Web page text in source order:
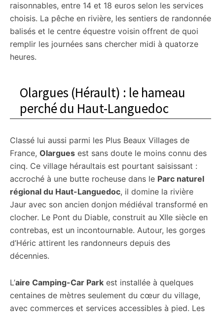
raisonnables, entre 14 et 18 euros selon les services
choisis. La pêche en rivière, les sentiers de randonnée
balisés et le centre équestre voisin offrent de quoi
remplir les journées sans chercher midi à quatorze
heures.
Olargues (Hérault) : le hameau
perché du Haut-Languedoc
Classé lui aussi parmi les Plus Beaux Villages de
France, Olargues est sans doute le moins connu des
cinq. Ce village héraultais est pourtant saisissant :
accroché à une butte rocheuse dans le Parc naturel
régional du Haut-Languedoc, il domine la rivière
Jaur avec son ancien donjon médiéval transformé en
clocher. Le Pont du Diable, construit au XIIe siècle en
contrebas, est un incontournable. Autour, les gorges
d’Héric attirent les randonneurs depuis des
décennies.
L’aire Camping-Car Park est installée à quelques
centaines de mètres seulement du cœur du village,
avec commerces et services accessibles à pied. Les